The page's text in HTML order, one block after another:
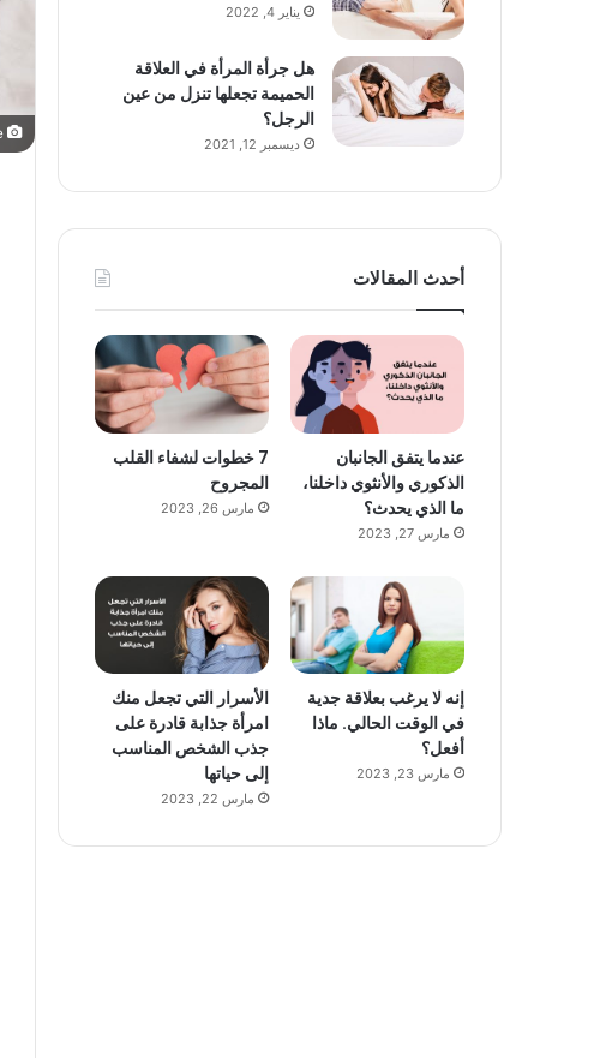
يناير 4, 2022
هل جرأة المرأة في العلاقة
الحميمة تجعلها تنزل من عين
الرجل؟
ديسمبر 12, 2021
أحدث المقالات
عندما يتفق الجانبان
الذكوري والأنثوي داخلنا،
ما الذي يحدث؟
مارس 27, 2023
7 خطوات لشفاء القلب
المجروح
مارس 26, 2023
إنه لا يرغب بعلاقة جدية
في الوقت الحالي. ماذا
أفعل؟
مارس 23, 2023
الأسرار التي تجعل منك
امرأة جذابة قادرة على
جذب الشخص المناسب
إلى حياتها
مارس 22, 2023